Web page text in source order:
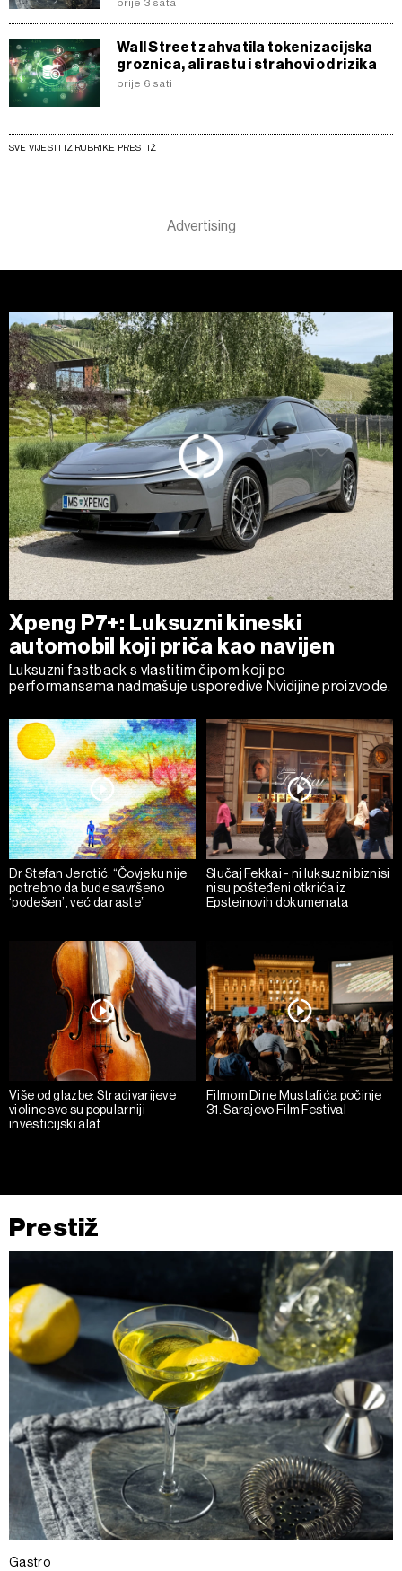
prije 3 sata
Wall Street zahvatila tokenizacijska
groznica, ali rastu i strahovi od rizika
prije 6 sati
SVE VIJESTI IZ RUBRIKE PRESTIŽ
Xpeng P7+: Luksuzni kineski
automobil koji priča kao navijen
Luksuzni fastback s vlastitim čipom koji po
performansama nadmašuje usporedive Nvidijine proizvode.
Dr Stefan Jerotić: “Čovjeku nije
potrebno da bude savršeno
‘podešen’, već da raste”
Slučaj Fekkai - ni luksuzni biznisi
nisu pošteđeni otkrića iz
Epsteinovih dokumenata
Više od glazbe: Stradivarijeve
violine sve su popularniji
investicijski alat
Filmom Dine Mustafića počinje
31. Sarajevo Film Festival
Prestiž
Gastro